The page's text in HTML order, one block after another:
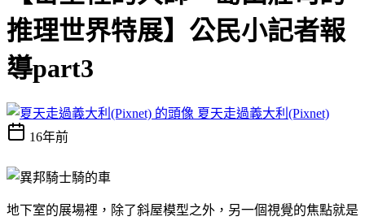
推理世界特展】公民小記者報
導part3
夏天走過義大利(Pixnet)
16年前
地下室的展場裡，除了斜屋模型之外，另一個視覺的焦點就是